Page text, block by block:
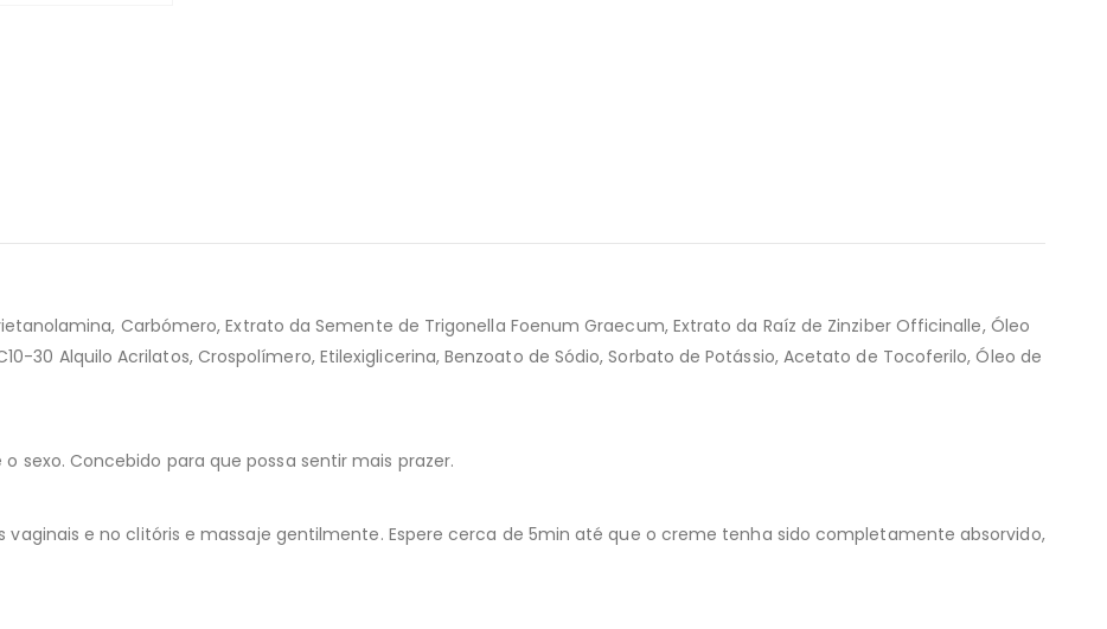
Carbómero, Extrato da Semente de Trigonella Foenum Graecum, Extrato da Raíz de Zinziber Officinalle, Óleo
30 Alquilo Acrilatos, Crospolímero, Etilexiglicerina, Benzoato de Sódio, Sorbato de Potássio, Acetato de Tocoferilo, Óleo de
sexo. Concebido para que possa sentir mais prazer.
vaginais e no clitóris e massaje gentilmente. Espere cerca de 5min até que o creme tenha sido completamente absorvido,